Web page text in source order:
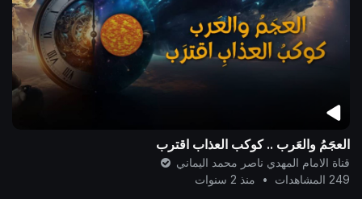
العجَمُ والعَرب .. كوكب العذاب اقترب
قناة الامام المهدي ناصر محمد اليماني
249 المشاهدات
• منذ 2 سنوات